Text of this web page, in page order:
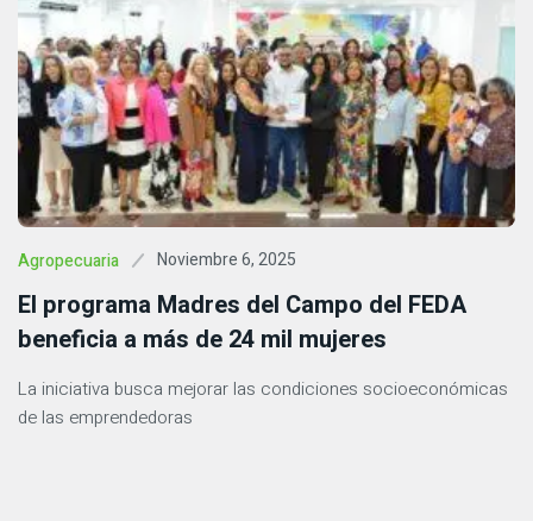
Agropecuaria Noviembre 6, 2025
El programa Madres del Campo del FEDA
beneficia a más de 24 mil mujeres
La iniciativa busca mejorar las condiciones socioeconómicas
de las emprendedoras